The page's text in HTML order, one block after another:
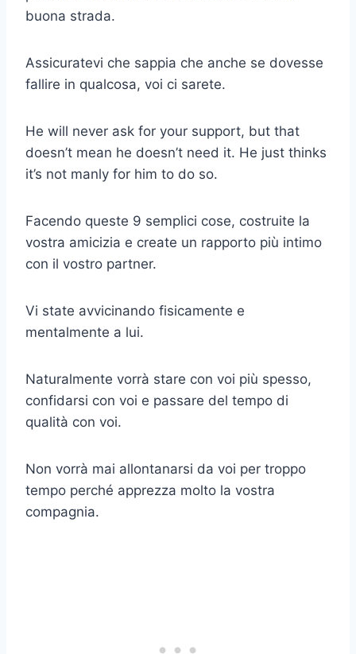
buona strada.
Assicuratevi che sappia che anche se dovesse
fallire in qualcosa, voi ci sarete.
He will never ask for your support, but that
doesn’t mean he doesn’t need it. He just thinks
it’s not manly for him to do so.
Facendo queste 9 semplici cose, costruite la
vostra amicizia e create un rapporto più intimo
con il vostro partner.
Vi state avvicinando fisicamente e
mentalmente a lui.
Naturalmente vorrà stare con voi più spesso,
confidarsi con voi e passare del tempo di
qualità con voi.
Non vorrà mai allontanarsi da voi per troppo
tempo perché apprezza molto la vostra
compagnia.